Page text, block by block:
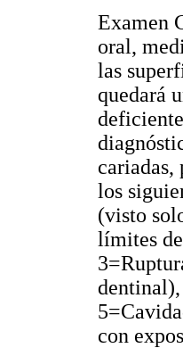
Examen
oral,
las
quedará
los
(visto
límites
dentinal),
con